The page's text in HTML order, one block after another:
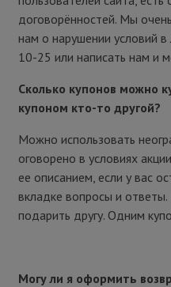
договорённостей. Мы
нам о нарушении условий
10-25 или написать нам и
Сколько купонов можно
купоном кто-то другой?
Можно использовать
оговорено в условиях
ее описанием, если у вас
вкладке вопросы и
подарить другу. Одним
Могу ли я оформить